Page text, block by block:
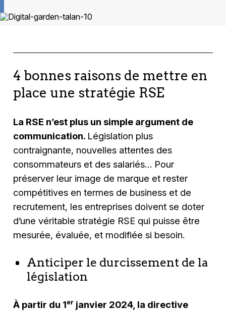
4 bonnes raisons de mettre en
place une stratégie RSE
La RSE n’est plus un simple argument de
communication. Législation plus
contraignante, nouvelles attentes des
consommateurs et des salariés… Pour
préserver leur image de marque et rester
compétitives en termes de business et de
recrutement, les entreprises doivent se doter
d’une véritable stratégie RSE qui puisse être
mesurée, évaluée, et modifiée si besoin.
Anticiper le durcissement de la
législation
À partir du 1er janvier 2024, la directive